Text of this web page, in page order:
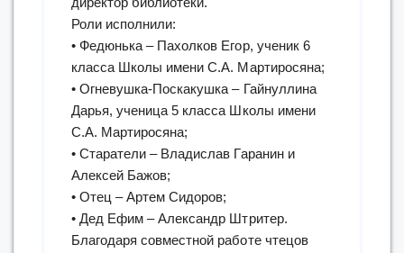
Роли исполнили:
• Федюнька – Пахолков Егор, ученик 6
класса Школы имени С.А. Мартиросяна;
• Огневушка-Поскакушка – Гайнуллина
Дарья, ученица 5 класса Школы имени
С.А. Мартиросяна;
• Старатели – Владислав Гаранин и
Алексей Бажов;
• Отец – Артем Сидоров;
• Дед Ефим – Александр Штритер.
Благодаря совместной работе чтецов